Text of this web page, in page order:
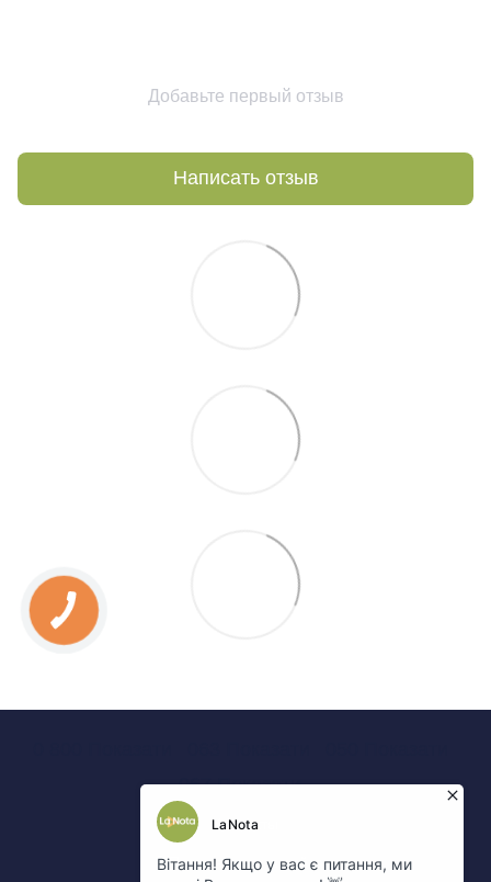
Добавьте первый отзыв
Написать отзыв
067 Показати
Контакты
Полная версия сайта